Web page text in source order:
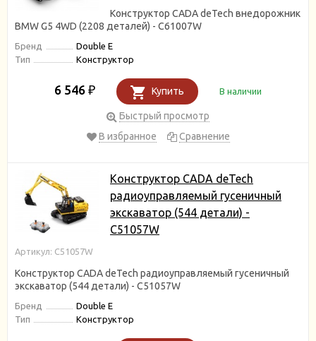
Конструктор CADA deTech внедорожник
BMW G5 4WD (2208 деталей) - C61007W
Бренд
Double E
Тип
Конструктор
6 546 ₽ Купить В наличии
Быстрый просмотр
В избранное
Сравнение
Конструктор CADA deTech
радиоуправляемый гусеничный
экскаватор (544 детали) -
C51057W
Артикул: C51057W
Конструктор CADA deTech радиоуправляемый гусеничный
экскаватор (544 детали) - C51057W
Бренд
Double E
Тип
Конструктор